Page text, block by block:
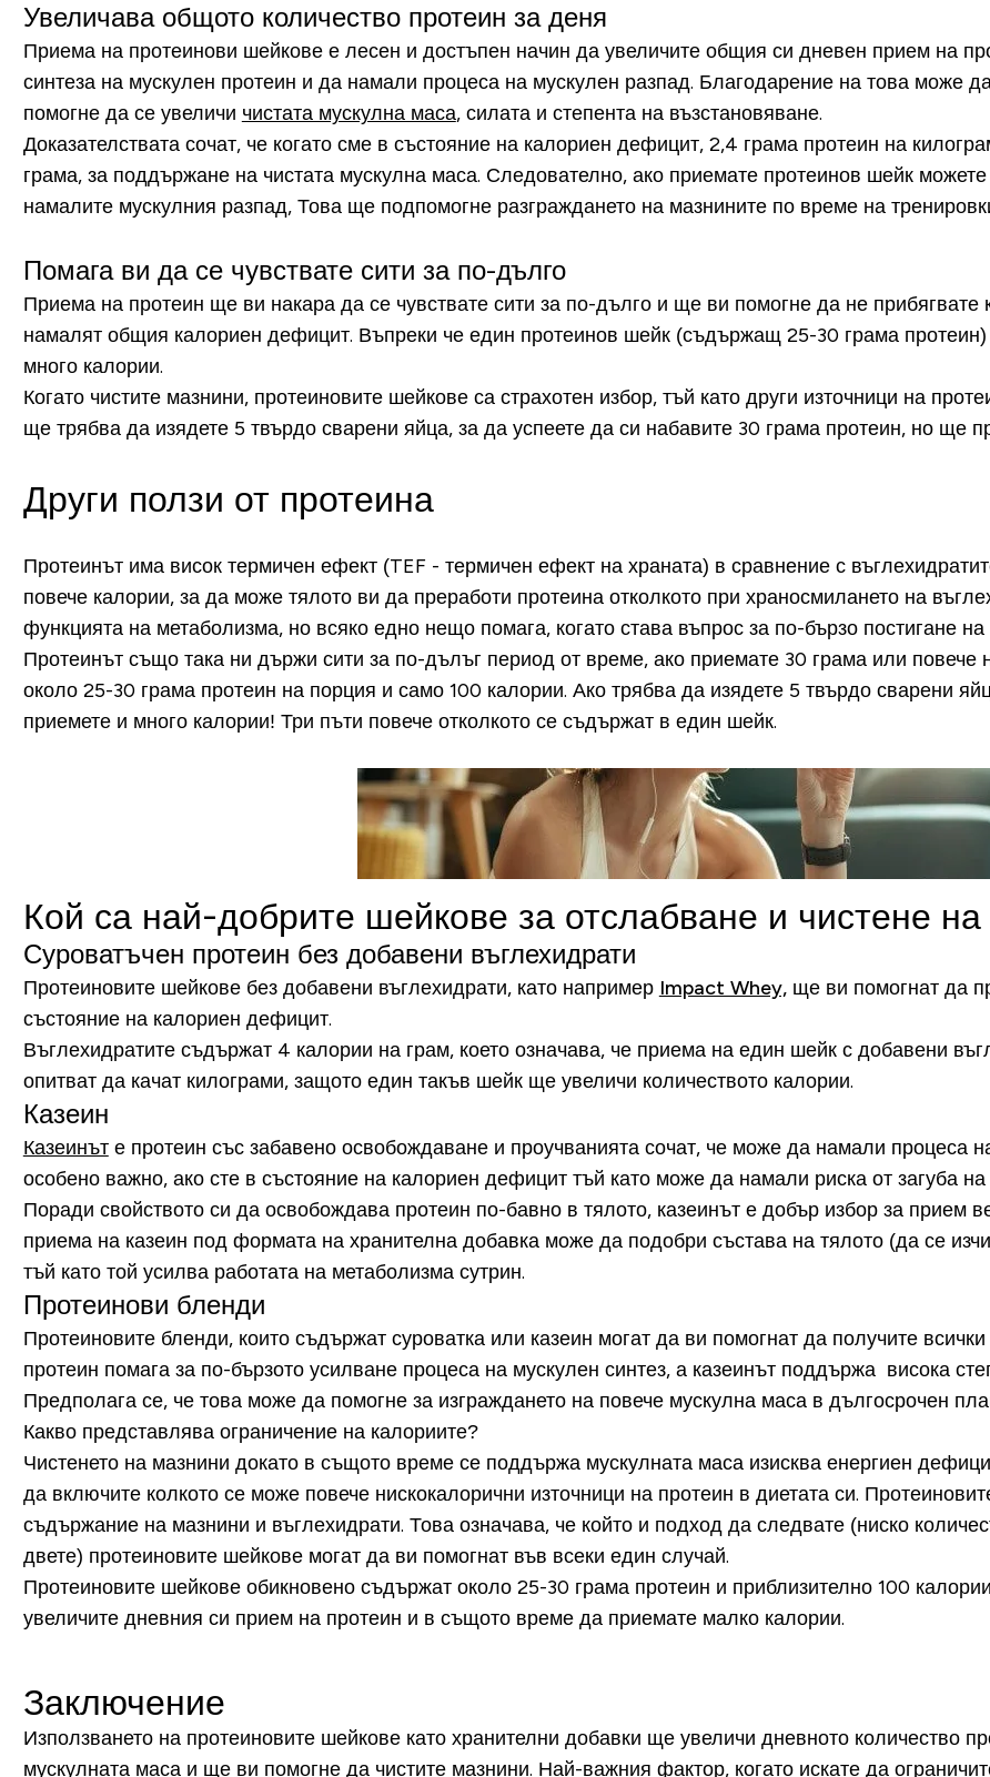
Увеличава общото количество протеин за деня
Приема на протеинови шейкове е лесен и достъпен начин да увеличите общия си дневен прием на
синтеза на мускулен протеин и да намали процеса на мускулен разпад. Благодарение на това може
помогне да се увеличи чистата мускулна маса, силата и степента на възстановяване.
Доказателствата сочат, че когато сме в състояние на калориен дефицит, 2,4 грама протеин на
грама, за поддържане на чистата мускулна маса. Следователно, ако приемате протеинов шейк
намалите мускулния разпад, Това ще подпомогне разграждането на мазнините по време на
Помага ви да се чувствате сити за по-дълго
Приема на протеин ще ви накара да се чувствате сити за по-дълго и ще ви помогне да не прибягвате
намалят общия калориен дефицит. Въпреки че един протеинов шейк (съдържащ 25-30 грама протеин)
много калории.
Когато чистите мазнини, протеиновите шейкове са страхотен избор, тъй като други източници на
ще трябва да изядете 5 твърдо сварени яйца, за да успеете да си набавите 30 грама протеин, но ще
Други ползи от протеина
Протеинът има висок термичен ефект (TEF - термичен ефект на храната) в сравнение с
повече калории, за да може тялото ви да преработи протеина отколкото при храносмилането на
функцията на метаболизма, но всяко едно нещо помага, когато става въпрос за по-бързо постигане
Протеинът също така ни държи сити за по-дълъг период от време, ако приемате 30 грама или
около 25-30 грама протеин на порция и само 100 калории. Ако трябва да изядете 5 твърдо сварени
приемете и много калории! Три пъти повече отколкото се съдържат в един шейк.
Кой са най-добрите шейкове за отслабване и чистене
Суроватъчен протеин без добавени въглехидрати
Протеиновите шейкове без добавени въглехидрати, като например Impact Whey,ще ви помогнат да
състояние на калориен дефицит.
Въглехидратите съдържат 4 калории на грам, което означава, че приема на един шейк с добавени
опитват да качат килограми, защото един такъв шейк ще увеличи количеството калории.
Казеин
Казеинъте протеин със забавено освобождаване и проучванията сочат, че може да намали процеса
особено важно, ако сте в състояние на калориен дефицит тъй като може да намали риска от загуба на
Поради свойството си да освобождава протеин по-бавно в тялото, казеинът е добър избор за прием
приема на казеин под формата на хранителна добавка може да подобри състава на тялото (да се
тъй като той усилва работата на метаболизма сутрин.
Протеинови бленди
Протеиновите бленди, които съдържат суроватка или казеин могат да ви помогнат да получите
протеин помага за по-бързото усилване процеса на мускулен синтез, а казеинът поддържа висока
Предполага се, че това може да помогне за изграждането на повече мускулна маса в дългосрочен
Какво представлява ограничение на калориите?
Чистенето на мазнини докато в същото време се поддържа мускулната маса изисква енергиен
да включите колкото се може повече нискокалорични източници на протеин в диетата си.
съдържание на мазнини и въглехидрати. Това означава, че който и подход да следвате (ниско
двете) протеиновите шейкове могат да ви помогнат във всеки един случай.
Протеиновите шейкове обикновено съдържат около 25-30 грама протеин и приблизително 100
увеличите дневния си прием на протеин и в същото време да приемате малко калории.
Заключение
Използването на протеиновите шейкове като хранителни добавки ще увеличи дневното количество
мускулната маса и ще ви помогне да чистите мазнини. Най-важния фактор, когато искате да